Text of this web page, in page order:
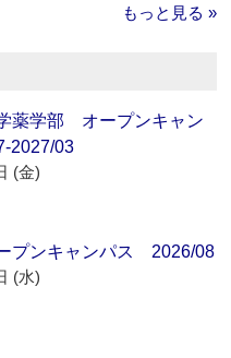
もっと見る »
薬学部 オープンキャン
2027/03
(金)
プンキャンパス 2026/08
(水)